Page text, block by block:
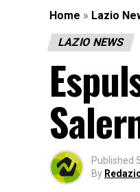
Home » Lazio
LAZIO NEWS
Published
By